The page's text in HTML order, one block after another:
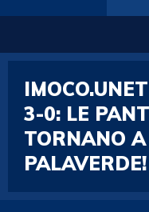
3-0: LE
TORNANO
PALAVERDE!